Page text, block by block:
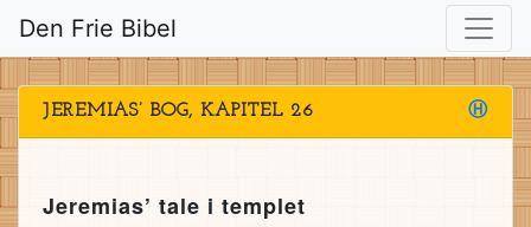
Den Frie Bibel
JEREMIAS’ BOG, KAPITEL 26 Ⓗ
Jeremias’ tale i templet